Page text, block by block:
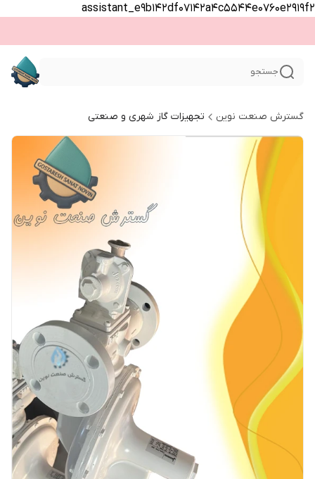
assistant_e9b142df07142a4c5544e0760e2919f2
جستجو
گسترش صنعت نوین تجهیزات گاز شهری و صنعتی